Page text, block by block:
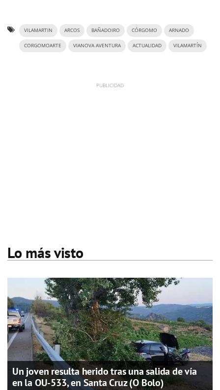
VILAMARTIN ARCOS BAÑADOIRO CÓRGOMO ARNADO
CORGOMOARTE VIANOVA AVENTURA ACTUALIDAD VILAMARTÍN
Lo más visto
Un joven resulta herido tras una salida de vía
en la OU-533, en Santa Cruz (O Bolo)